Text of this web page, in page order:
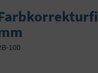
100